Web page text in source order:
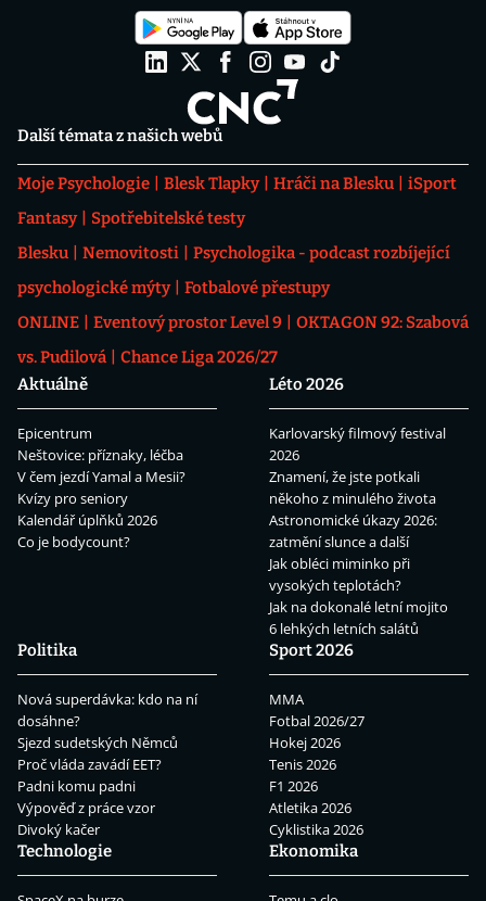
Další témata z našich webů
Moje Psychologie Blesk Tlapky Hráči na Blesku
iSport
Fantasy
Spotřebitelské testy
Blesku
Nemovitosti
Psychologika - podcast rozbíjející
psychologické mýty
Fotbalové přestupy
ONLINE
Eventový prostor Level 9
OKTAGON 92: Szabová
vs. Pudilová
Chance Liga 2026/27
Aktuálně
Epicentrum
Neštovice: příznaky, léčba
V čem jezdí Yamal a Mesii?
Kvízy pro seniory
Kalendář úplňků 2026
Co je bodycount?
Léto 2026
Karlovarský filmový festival
2026
Znamení, že jste potkali
někoho z minulého života
Astronomické úkazy 2026:
zatmění slunce a další
Jak obléci miminko při
vysokých teplotách?
Jak na dokonalé letní mojito
6 lehkých letních salátů
Politika
Nová superdávka: kdo na ní
dosáhne?
Sjezd sudetských Němců
Proč vláda zavádí EET?
Padni komu padni
Výpověď z práce vzor
Divoký kačer
Sport 2026
MMA
Fotbal 2026/27
Hokej 2026
Tenis 2026
F1 2026
Atletika 2026
Cyklistika 2026
Technologie
Ekonomika